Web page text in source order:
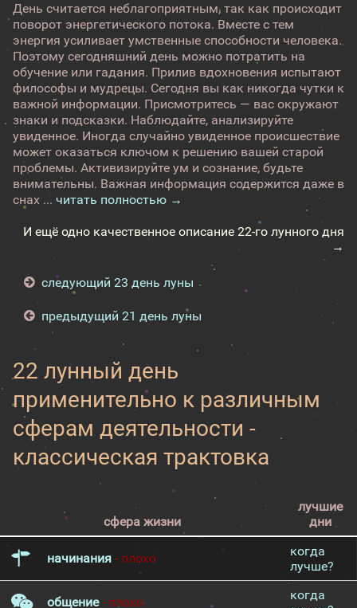
День считается неблагоприятным, так как происходит
поворот энергетического потока. Вместе с тем
энергия усиливает умственные способности человека.
Поэтому сегодняшний день можно потратить на
обучение или гадания. Прилив вдохновения испытают
философы и мудрецы. Сегодня вы как никогда чутки к
важной информации. Присмотритесь — вас окружают
знаки и подсказки. Наблюдайте, анализируйте
увиденное. Иногда случайно увиденное происшествие
может оказаться ключом к решению вашей старой
проблемы. Активизируйте ум и сознание, будьте
внимательны. Важная информация содержится даже в
снах ... читать полностью →
И ещё одно качественное описание 22-го лунного дня
→
следующий 23 день луны
предыдущий 21 день луны
22 лунный день
применительно к различным
сферам деятельности -
классическая трактовка
сфера жизни
лучшие
дни
начинания - плохо
когда
лучше?
общение- плохо
когда